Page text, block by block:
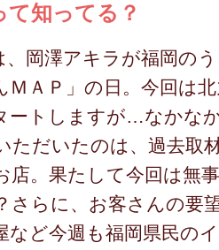
知ってる？
岡澤アキラが福岡の
ＭＡＰ」の日。今回は
ートしますが…なかな
ただいたのは、過去取
店。果たして今回は無
さらに、お客さんの要
など今週も福岡県民の